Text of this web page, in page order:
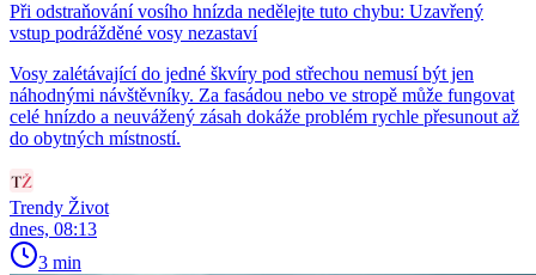
Při odstraňování vosího hnízda nedělejte tuto chybu: Uzavřený
vstup podrážděné vosy nezastaví
Vosy zalétávající do jedné škvíry pod střechou nemusí být jen
náhodnými návštěvníky. Za fasádou nebo ve stropě může fungovat
celé hnízdo a neuvážený zásah dokáže problém rychle přesunout až
do obytných místností.
Trendy Život
dnes, 08:13
3 min